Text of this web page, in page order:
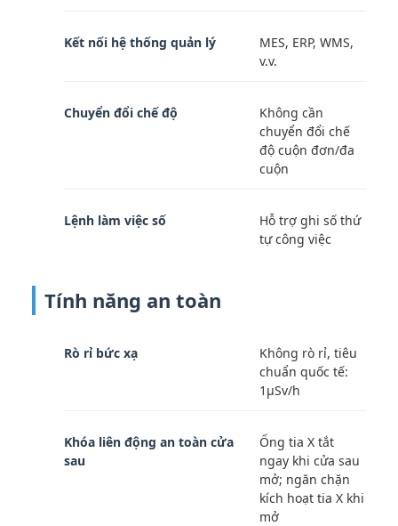
Kết nối hệ thống quản lý
MES, ERP, WMS,
v.v.
Chuyển đổi chế độ
Không cần
chuyển đổi chế
độ cuộn đơn/đa
cuộn
Lệnh làm việc số
Hỗ trợ ghi số thứ
tự công việc
Tính năng an toàn
Rò rỉ bức xạ
Không rò rỉ, tiêu
chuẩn quốc tế:
1μSv/h
Khóa liên động an toàn cửa
sau
Ống tia X tắt
ngay khi cửa sau
mở; ngăn chặn
kích hoạt tia X khi
mở